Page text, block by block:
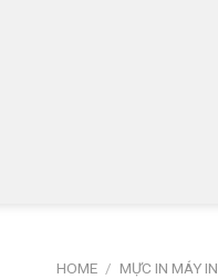
HOME / MỰC IN MÁY IN